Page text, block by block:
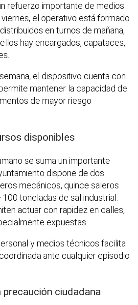
refuerzo importante de medios
viernes, el operativo está formado
en turnos de mañana,
hay encargados, capataces,
el dispositivo cuenta con
mantener la capacidad de
de mayor riesgo
disponibles
se suma un importante
dispone de dos
mecánicos, quince saleros
toneladas de sal industrial.
actuar con rapidez en calles,
expuestas.
y medios técnicos facilita
ante cualquier episodio
ciudadana